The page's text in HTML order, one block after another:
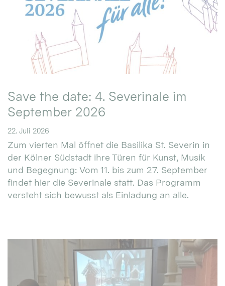
Save the date: 4. Severinale im
September 2026
22. Juli 2026
Zum vierten Mal öffnet die Basilika St. Severin in
der Kölner Südstadt ihre Türen für Kunst, Musik
und Begegnung: Vom 11. bis zum 27. September
findet hier die Severinale statt. Das Programm
versteht sich bewusst als Einladung an alle.